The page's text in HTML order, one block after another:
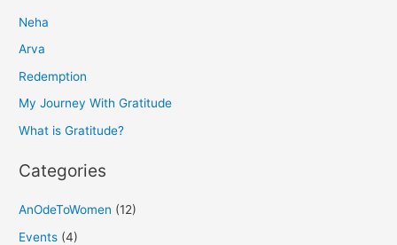
c
h
f
o
Neha
Arva
Redemption
My Journey With Gratitude
What is Gratitude?
Categories
AnOdeToWomen (12)
Events (4)